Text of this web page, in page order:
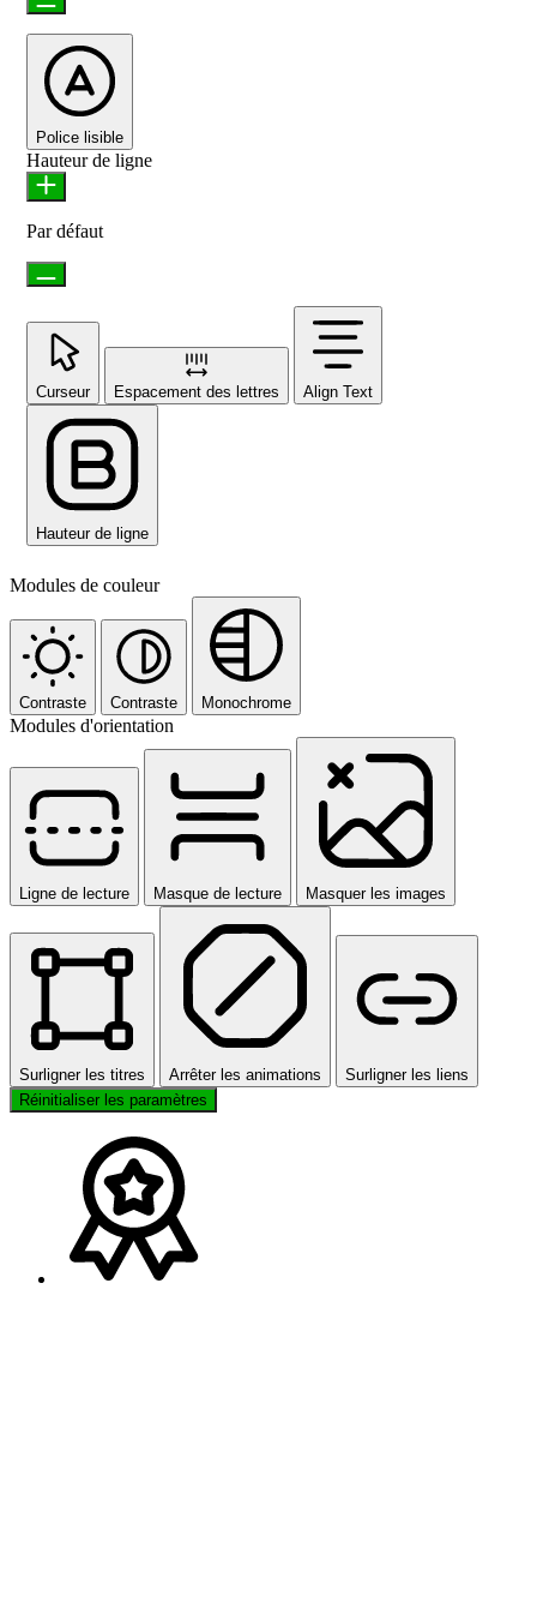
Police lisible
Hauteur de ligne
Par défaut
Curseur Espacement des lettres Align Text
Hauteur de ligne
Modules de couleur
Contraste Contraste Monochrome
Modules d'orientation
Ligne de lecture Masque de lecture Masquer les images
Surligner les titres Arrêter les animations
Surligner les liens
Réinitialiser les paramètres